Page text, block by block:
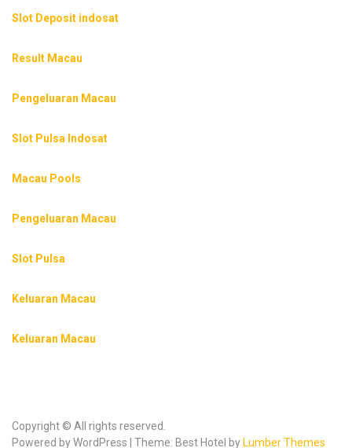
Slot Deposit indosat
Result Macau
Pengeluaran Macau
Slot Pulsa Indosat
Macau Pools
Pengeluaran Macau
Slot Pulsa
Keluaran Macau
Keluaran Macau
Copyright © All rights reserved.
Powered by WordPress | Theme: Best Hotel byLumber Themes